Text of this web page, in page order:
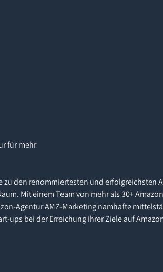
für mehr
zu den renommiertesten und erfolgreichsten
Mit einem Team von mehr als 30+
Agentur AMZ-Marketing namhafte
ups bei der Erreichung ihrer Ziele auf